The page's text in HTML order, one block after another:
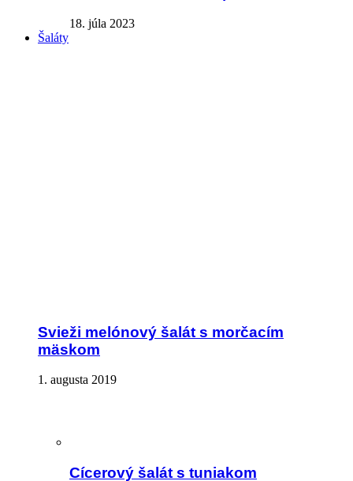
18. júla 2023
Šaláty
Svieži melónový šalát s morčacím
mäskom
1. augusta 2019
Cícerový šalát s tuniakom